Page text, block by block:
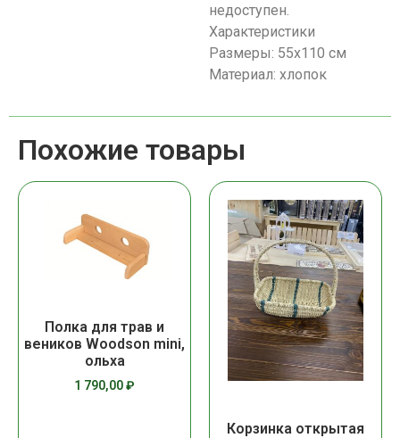
недоступен.
Характеристики
Размеры: 55х110 см
Материал: хлопок
Похожие товары
Полка для трав и
веников Woodson mini,
ольха
1 790,00₽
Корзинка открытая